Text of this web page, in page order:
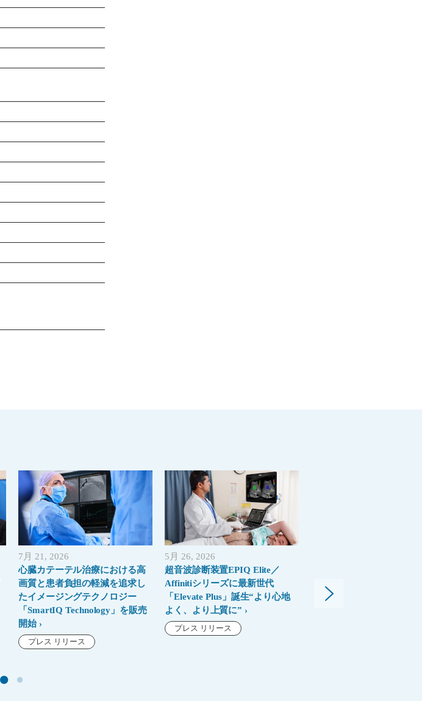
7月 21, 2026
心臓カテーテル治療における高
画質と患者負担の軽減を追求し
たイメージングテクノロジー
「SmartIQ Technology」を販売
開始
プレス リリース
5月 26, 2026
超音波診断装置EPIQ Elite／
Affinitiシリーズに最新世代
「Elevate Plus」誕生“より心地
よく、より上質に”
プレス リリース
が重要なのか